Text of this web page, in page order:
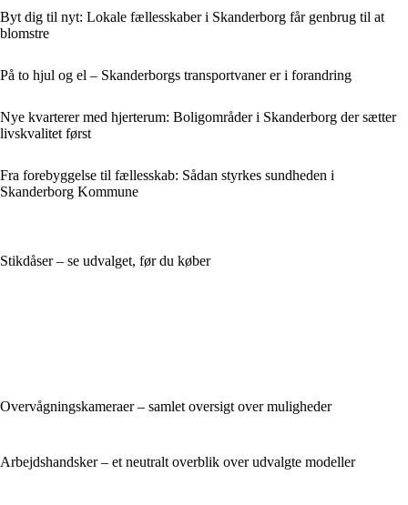
Byt dig til nyt: Lokale fællesskaber i Skanderborg får genbrug til at
blomstre
På to hjul og el – Skanderborgs transportvaner er i forandring
Nye kvarterer med hjerterum: Boligområder i Skanderborg der sætter
livskvalitet først
Fra forebyggelse til fællesskab: Sådan styrkes sundheden i
Skanderborg Kommune
Stikdåser – se udvalget, før du køber
Overvågningskameraer – samlet oversigt over muligheder
Arbejdshandsker – et neutralt overblik over udvalgte modeller